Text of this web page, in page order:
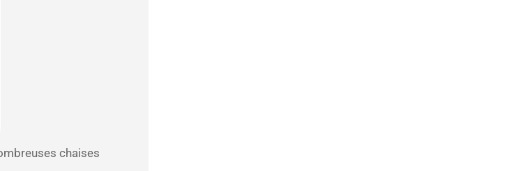
chaises